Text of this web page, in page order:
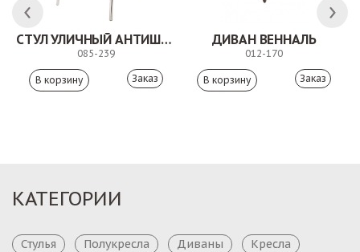
СТУЛ УЛИЧНЫЙ АНТИШОН
085-239
Заказ
ДИВАН ВЕННАЛЬ
012-170
Заказ
КАТЕГОРИИ
Стулья Полукресла Диваны
Кресла